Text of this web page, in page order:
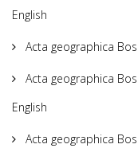
English
Acta geographica
Acta geographica
English
Acta geographica